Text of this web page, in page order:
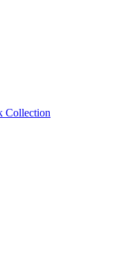
Collection